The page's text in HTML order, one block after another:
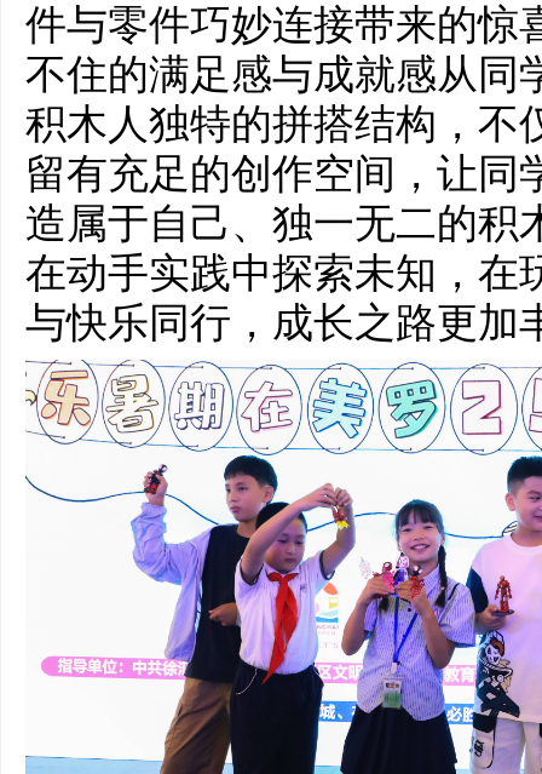
件与零件巧妙连接带来的惊
不住的满足感与成就感从同
积木人独特的拼搭结构，不
留有充足的创作空间，让同
造属于自己、独一无二的积
在动手实践中探索未知，在
与快乐同行，成长之路更加